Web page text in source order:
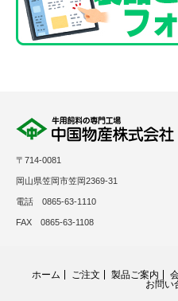
〒714-0081
岡山県笠岡市笠岡2369-31
電話 0865-63-1110
FAX 0865-63-1108
ホーム ご注文 製品ご案内
お問い